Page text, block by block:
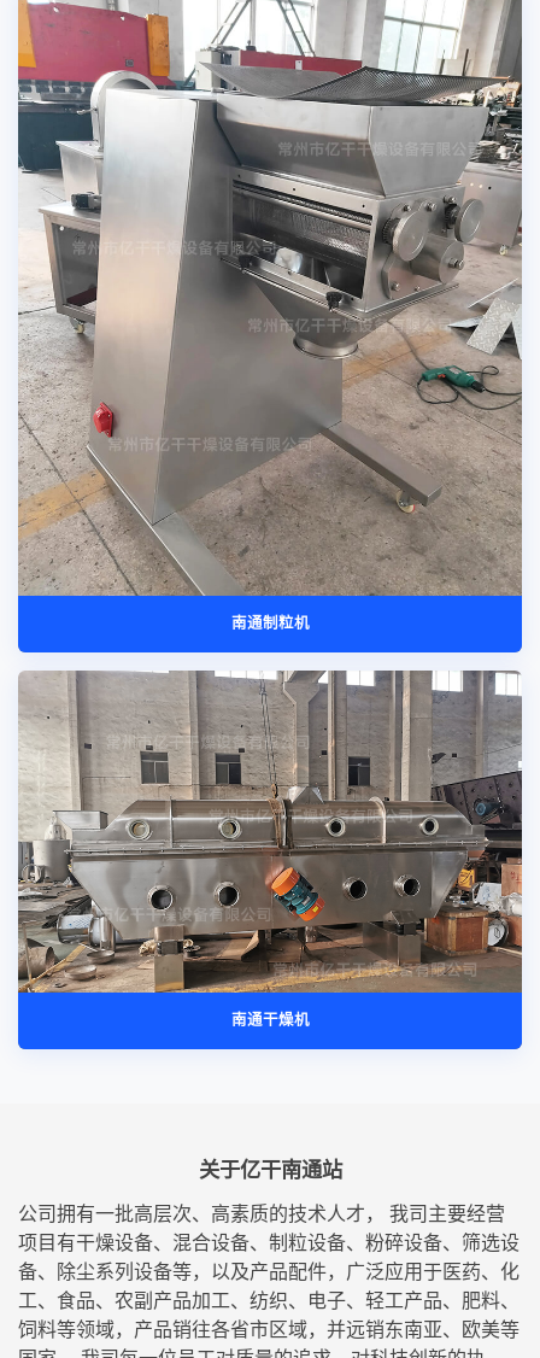
南通制粒机
南通干燥机
关于亿干南通站
公司拥有一批高层次、高素质的技术人才， 我司主要经营
项目有干燥设备、混合设备、制粒设备、粉碎设备、筛选设
备、除尘系列设备等，以及产品配件，广泛应用于医药、化
工、食品、农副产品加工、纺织、电子、轻工产品、肥料、
饲料等领域，产品销往各省市区域，并远销东南亚、欧美等